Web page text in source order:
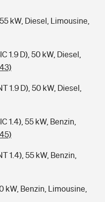
kW, Diesel, Limousine,
1.9 D), 50 kW, Diesel,
1.9 D), 50 kW, Diesel,
1.4), 55 kW, Benzin,
1.4), 55 kW, Benzin,
kW, Benzin, Limousine,